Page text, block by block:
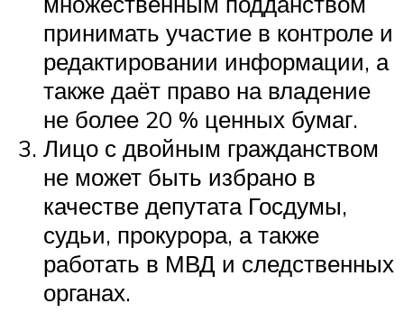
принимать участие в контроле и
редактировании информации, а
также даёт право на владение
не более 20 % ценных бумаг.
Лицо с двойным гражданством
не может быть избрано в
качестве депутата Госдумы,
судьи, прокурора, а также
работать в МВД и следственных
органах.